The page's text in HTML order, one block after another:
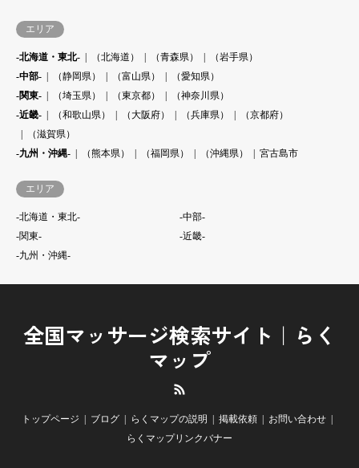
エリア
-北海道・東北- （北海道） （青森県）
（岩手県）
-中部-
（静岡県） （富山県）
（愛知県）
-関東-
（埼玉県） （東京都）
（神奈川県）
-近畿-
（和歌山県） （大阪府） （兵庫県）
（京都府）
（滋賀県）
-九州・沖縄-
（熊本県） （福岡県） （沖縄県） 宮古島市
エリア
-北海道・東北-
-中部-
-関東-
-近畿-
-九州・沖縄-
全国マッサージ検索サイト｜らく
マップ
トップページ ブログ らくマップの説明 掲載依頼
お問い合わせ
らくマップリンクバナー